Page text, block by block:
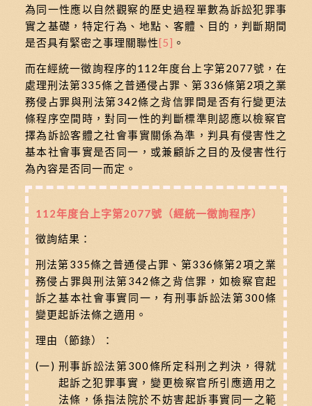
為同一性應以自然觀察的歷史過程單數為訴訟犯罪事
實之基礎，特定行為、地點、客體、目的，判斷期間
是否具有緊密之事理關聯性 [5] 。
而在經統一徵詢程序的112年度台上字第2077號，在
處理刑法第335條之普通侵占罪、第336條第2項之業
務侵占罪與刑法第342條之背信罪間是否有行變更法
條程序空間時，對同一性的判斷標準則認應以檢察官
擇為訴訟客體之社會事實關係為準，判具有侵害性之
基本社會事實是否同一，或兼顧訴之目的及侵害性行
為內容是否同一而定。
112年度台上字第2077號（經統一徵詢程序）
徵詢結果：
刑法第335條之普通侵占罪、第336條第2項之業
務侵占罪與刑法第342條之背信罪，如檢察官起
訴之基本社會事實同一，有刑事訴訟法第300條
變更起訴法條之適用。
理由（節錄）：
(一) 刑事訴訟法第300條所定科刑之判決，得就
起訴之犯罪事實，變更檢察官所引應適用之
法條，係指法院於不妨害起訴事實同一之範